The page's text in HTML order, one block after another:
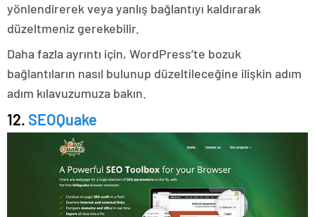
yönlendirerek veya yanlış bağlantıyı kaldırarak
düzeltmeniz gerekebilir.
Daha fazla ayrıntı için, WordPress’te bozuk
bağlantıların nasıl bulunup düzeltileceğine ilişkin adım
adım kılavuzumuza bakın.
12. SEOQuake